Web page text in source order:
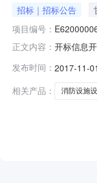
招标｜招标公告
项目编号：
正文内容： 开标信息
发布时间： 2017-11-01
相关产品：
消防设施